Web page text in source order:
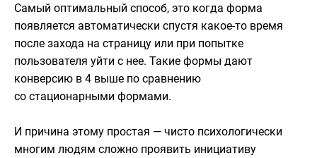
Самый оптимальный способ, это когда форма
появляется автоматически спустя какое-то время
после захода на страницу или при попытке
пользователя уйти с нее. Такие формы дают
конверсию в 4 выше по сравнению
со стационарными формами.
И причина этому простая — чисто психологически
многим людям сложно проявить инициативу